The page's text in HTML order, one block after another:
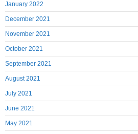
January 2022
December 2021
November 2021
October 2021
September 2021
August 2021
July 2021
June 2021
May 2021